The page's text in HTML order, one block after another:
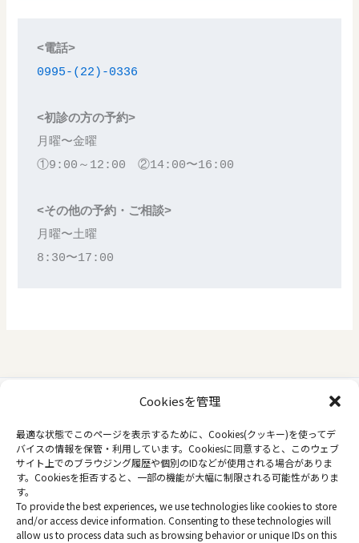
Cookiesを管理
最適な状態でこのページを表示するために、Cookies(クッキー)を使ってデ
バイスの情報を保管・利用しています。Cookiesに同意すると、このウェブ
サイト上でのブラウジング履歴や個別のIDなどが使用される場合がありま
す。Cookiesを拒否すると、一部の機能が大幅に制限される可能性がありま
す。
To provide the best experiences, we use technologies like cookies to store
and/or access device information. Consenting to these technologies will
allow us to process data such as browsing behavior or unique IDs on this
<電話>
0995-(22)-0336
<初診の方の予約>
月曜〜金曜
①9:00～12:00　②14:00〜16:00
<その他の予約・ご相談>
月曜〜土曜
8:30〜17:00
トップページ
当院について
コラム
オプトアウトに関する情報 / Opt-out preferences